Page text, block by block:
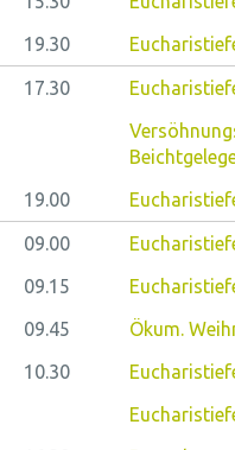
19.30
17.30
19.00
09.00
09.15
09.45
Ökum.
10.30